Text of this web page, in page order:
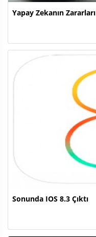
Yapay Zekanın Zararları
Sonunda IOS 8.3 Çıktı